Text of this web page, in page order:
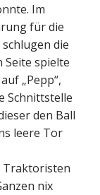
Im
für die
die
spielte
„Pepp“,
Schnittstelle
den Ball
leere Tor
Traktoristen
nix